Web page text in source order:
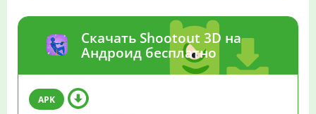
Скачать Shootout 3D на
Андроид бесплатно